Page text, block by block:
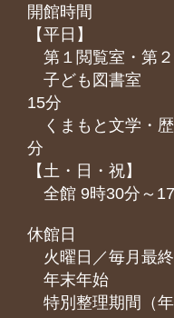
開館時間
【平日】
第１閲覧室・第
子ども図書
15分
くまもと⽂学・
分
【土・日・祝】
全館 9時30分～
休館日
火曜日／毎月最終
年末年始
特別整理期間（年